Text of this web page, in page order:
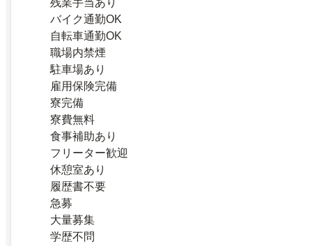
バイク通勤OK
自転車通勤OK
職場内禁煙
駐車場あり
雇用保険完備
寮完備
寮費無料
食事補助あり
フリーター歓迎
休憩室あり
履歴書不要
急募
大量募集
学歴不問